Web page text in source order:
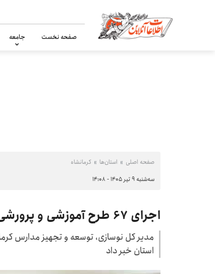
صفحه نخست جامعه
صفحه اصلی استان‌ها کرمانشاه
سه‌شنبه ۹ تیر ۱۴۰۵ - ۱۴:۰۸
اجرای ۶۷ طرح آموزشی و پرورشی در کرمانشاه
استان خبر داد